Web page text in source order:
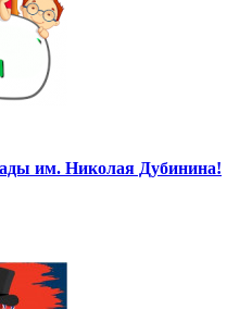
им. Николая Дубинина!